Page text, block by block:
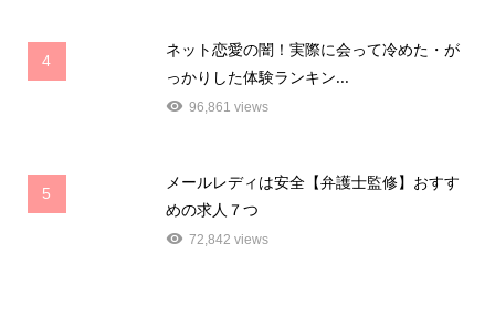
4
ネット恋愛の闇！実際に会って冷めた・が
っかりした体験ランキン...
96,861 views
5
メールレディは安全【弁護士監修】おすす
めの求人７つ
72,842 views